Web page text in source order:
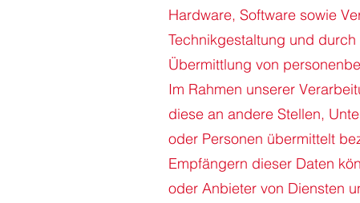
Hardware, Software sowie
Technikgestaltung und
Übermittlung von
Im Rahmen unserer
diese an andere Stellen,
oder Personen übermittelt
Empfängern dieser Daten
oder Anbieter von Diensten